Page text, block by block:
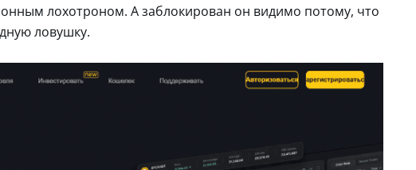
лохотроном. А заблокирован он видимо потому, что
ловушку.